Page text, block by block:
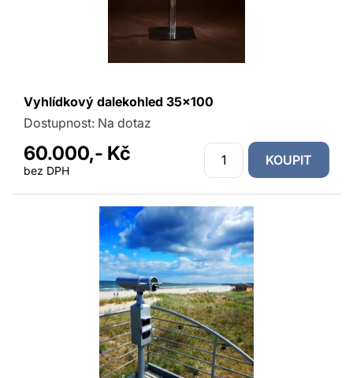
Vyhlídkový dalekohled 35x100
Dostupnost: Na dotaz
60.000,- Kč
bez DPH
KOUPIT